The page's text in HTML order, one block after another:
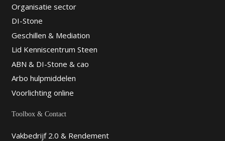
Organisatie sector
DI-Stone
Geschillen & Mediation
Lid Kenniscentrum Steen
ABN & DI-Stone & cao
Arbo hulpmiddelen
Voorlichting online
Toolbox & Contact
Vakbedrijf 2.0 & Rendement